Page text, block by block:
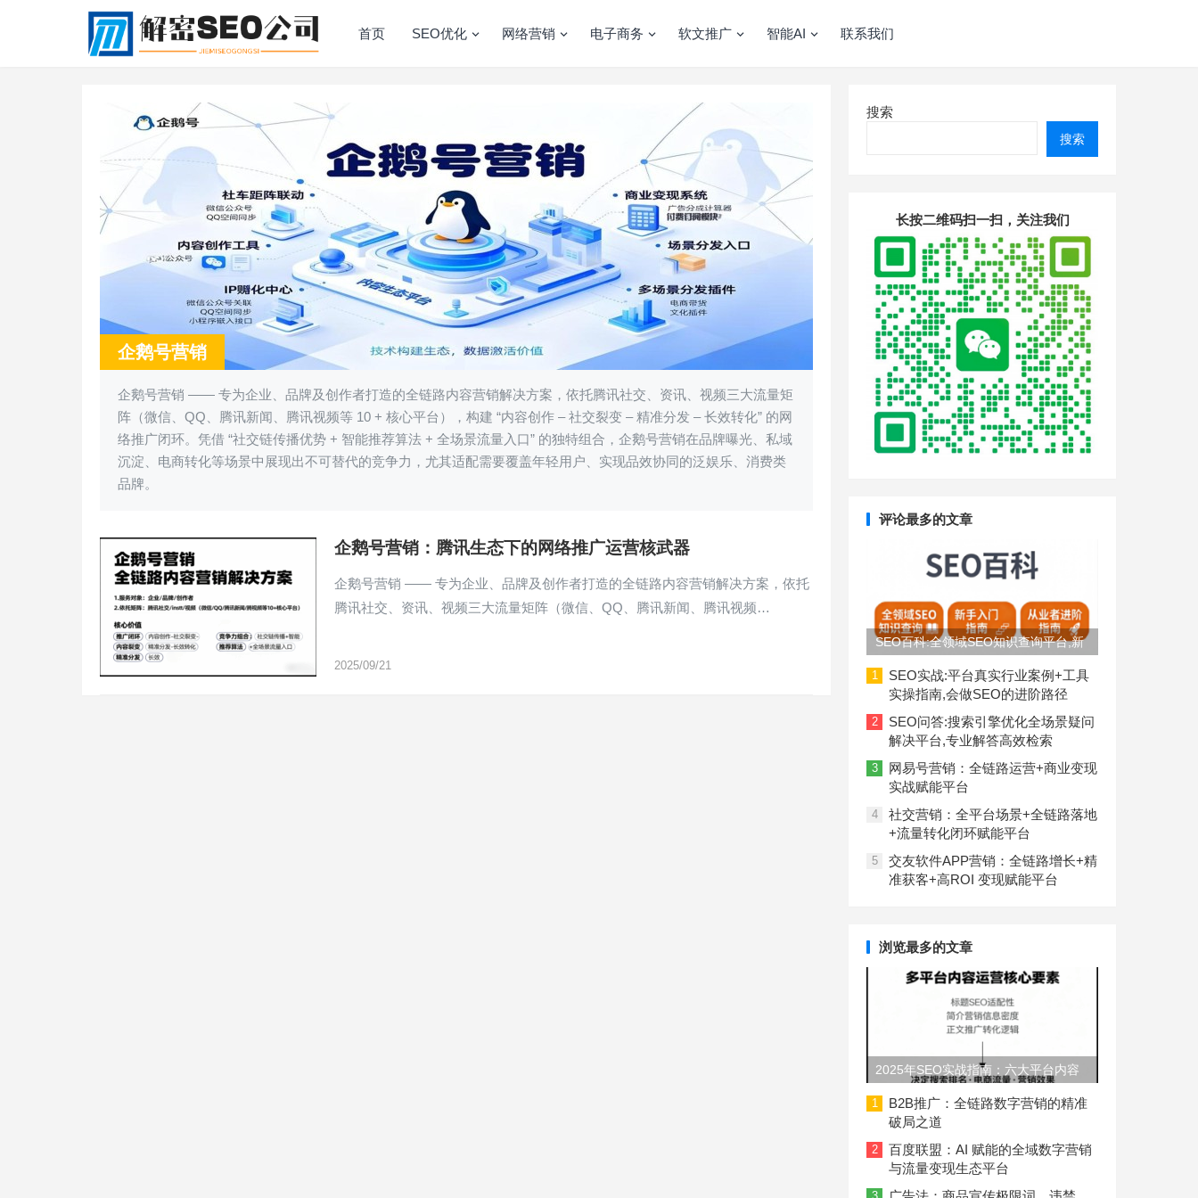
首页 SEO优化 网络营销 电子商务 软文推广 智能AI 联系我们
企鹅号营销
企鹅号营销 —— 专为企业、品牌及创作者打造的全链路内容营销解决方案，依托腾讯社交、资讯、视频三大流量矩
阵（微信、QQ、腾讯新闻、腾讯视频等 10 + 核心平台），构建 “内容创作 – 社交裂变 – 精准分发 – 长效转化” 的网
络推广闭环。凭借 “社交链传播优势 + 智能推荐算法 + 全场景流量入口” 的独特组合，企鹅号营销在品牌曝光、私域
沉淀、电商转化等场景中展现出不可替代的竞争力，尤其适配需要覆盖年轻用户、实现品效协同的泛娱乐、消费类
品牌。
企鹅号营销：腾讯生态下的网络推广运营核武器
企鹅号营销 —— 专为企业、品牌及创作者打造的全链路内容营销解决方案，依托
腾讯社交、资讯、视频三大流量矩阵（微信、QQ、腾讯新闻、腾讯视频…
2025/09/21
搜索
搜索
长按二维码扫一扫，关注我们
评论最多的文章
SEO百科:全领域SEO知识查询平台,新
手入门到从业者进阶指南
1
SEO实战:平台真实行业案例+工具
实操指南,会做SEO的进阶路径
2
SEO问答:搜索引擎优化全场景疑问
解决平台,专业解答高效检索
3
网易号营销：全链路运营+商业变现
实战赋能平台
4
社交营销：全平台场景+全链路落地
+流量转化闭环赋能平台
5
交友软件APP营销：全链路增长+精
准获客+高ROI 变现赋能平台
浏览最多的文章
2025年SEO实战指南：六大平台内容
长度与结构规范
1
B2B推广：全链路数字营销的精准
破局之道
2
百度联盟：AI 赋能的全域数字营销
与流量变现生态平台